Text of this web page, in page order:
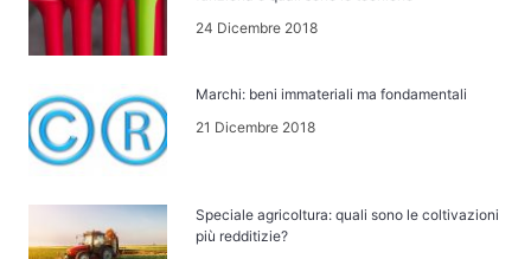
24 Dicembre 2018
Marchi: beni immateriali ma fondamentali
21 Dicembre 2018
Speciale agricoltura: quali sono le coltivazioni
più redditizie?